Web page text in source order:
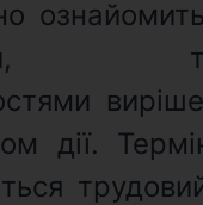
дії.